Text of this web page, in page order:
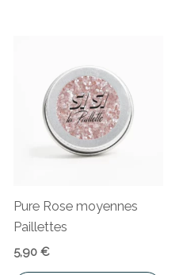
Pure Rose moyennes
Paillettes
5,90 €